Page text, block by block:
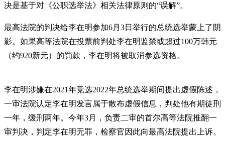
决是基于对《公职选举法》相关法律原则的“误解”。
最高法院的判决给李在明参加6月3日举行的总统选举蒙上了阴
影。如果高等法院在投票前判处李在明监禁或超过100万韩元
（约920新元）的罚款，李在明将被取消参选资格。
李在明涉嫌在2021年竞选2022年总统选举期间提出虚假陈述，
一审法院认定李在明发言属于散布虚假信息，判处他有期徒刑
一年，缓刑两年。今年3月，负责二审的首尔高等法院推翻一
审判决，判定李在明无罪，检察官因此向最高法院提出上诉。